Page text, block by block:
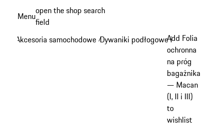
zawartości
Menuopen the shop search
field
Akcesoria samochodowe /Dywaniki podłogowe i bagażnik
Add Folia
ochronna
na próg
bagażnika
— Macan
(I, II i III)
to
wishlist